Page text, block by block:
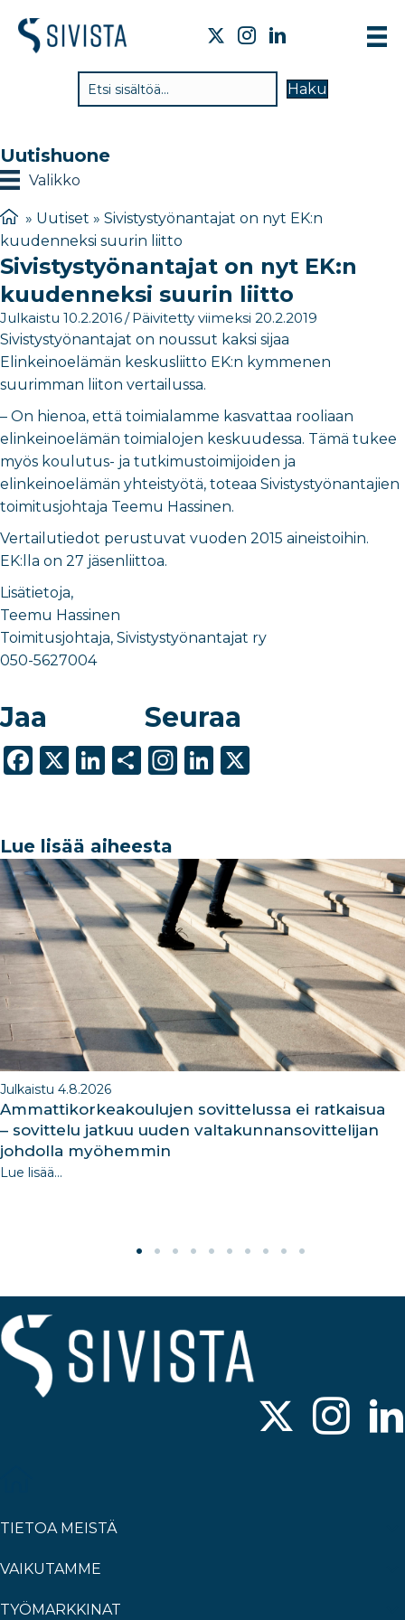
Haku
Uutishuone
Valikko
» Uutiset » Sivistystyönantajat on nyt EK:n
kuudenneksi suurin liitto
Sivistystyönantajat on nyt EK:n
kuudenneksi suurin liitto
Julkaistu 10.2.2016/ Päivitetty viimeksi 20.2.2019
Sivistystyönantajat on noussut kaksi sijaa
Elinkeinoelämän keskusliitto EK:n kymmenen
suurimman liiton vertailussa.
– On hienoa, että toimialamme kasvattaa rooliaan
elinkeinoelämän toimialojen keskuudessa. Tämä tukee
myös koulutus- ja tutkimustoimijoiden ja
elinkeinoelämän yhteistyötä, toteaa Sivistystyönantajien
toimitusjohtaja Teemu Hassinen.
Vertailutiedot perustuvat vuoden 2015 aineistoihin.
EK:lla on 27 jäsenliittoa.
Lisätietoja,
Teemu Hassinen
Toimitusjohtaja, Sivistystyönantajat ry
050-5627004
Jaa
F
e
b
o
o
k
X
Li
e
dI
n
S
e
Seuraa
In
ra
m
Li
dI
n
Lue lisää aiheesta
Julkaistu 4.8.2026
Ammattikorkeakoulujen sovittelussa ei ratkaisua
– sovittelu jatkuu uuden valtakunnansovittelijan
johdolla myöhemmin
Lue lisää...
TIETOA MEISTÄ
VAIKUTAMME
TYÖMARKKINAT